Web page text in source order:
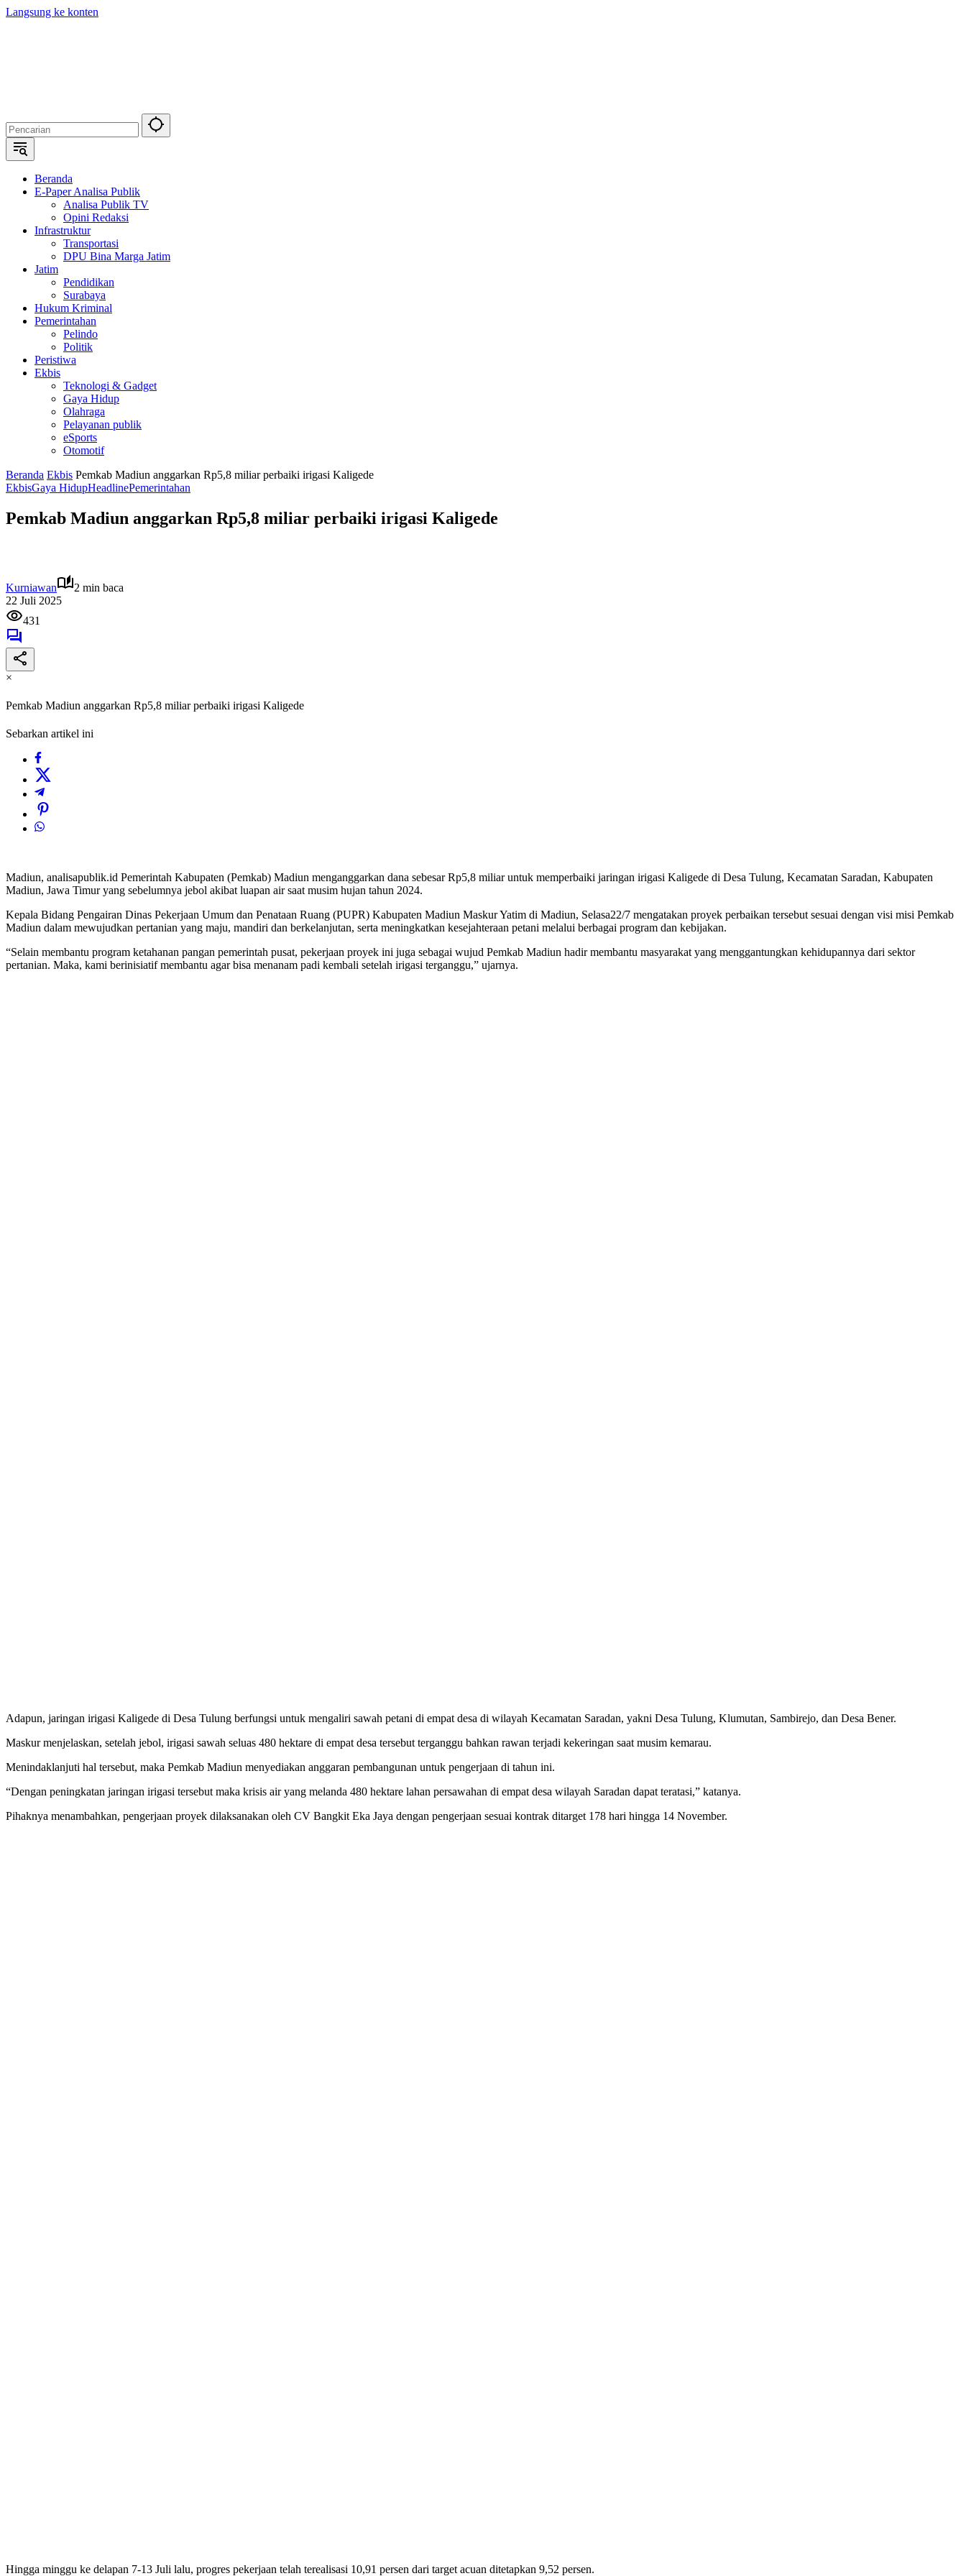
Langsung ke konten
Beranda
E-Paper Analisa Publik
Analisa Publik TV
Opini Redaksi
Infrastruktur
Transportasi
DPU Bina Marga Jatim
Jatim
Pendidikan
Surabaya
Hukum Kriminal
Pemerintahan
Pelindo
Politik
Peristiwa
Ekbis
Teknologi & Gadget
Gaya Hidup
Olahraga
Pelayanan publik
eSports
Otomotif
Beranda Ekbis Pemkab Madiun anggarkan Rp5,8 miliar perbaiki irigasi Kaligede
EkbisGaya HidupHeadlinePemerintahan
Pemkab Madiun anggarkan Rp5,8 miliar perbaiki irigasi Kaligede
Kurniawan
2 min baca
22 Juli 2025
431
×
Pemkab Madiun anggarkan Rp5,8 miliar perbaiki irigasi Kaligede
Sebarkan artikel ini
Madiun, analisapublik.id Pemerintah Kabupaten (Pemkab) Madiun menganggarkan dana sebesar Rp5,8 miliar untuk memperbaiki jaringan irigasi Kaligede di Desa Tulung, Kecamatan Saradan, Kabupaten
Madiun, Jawa Timur yang sebelumnya jebol akibat luapan air saat musim hujan tahun 2024.
Kepala Bidang Pengairan Dinas Pekerjaan Umum dan Penataan Ruang (PUPR) Kabupaten Madiun Maskur Yatim di Madiun, Selasa22/7 mengatakan proyek perbaikan tersebut sesuai dengan visi misi Pemkab
Madiun dalam mewujudkan pertanian yang maju, mandiri dan berkelanjutan, serta meningkatkan kesejahteraan petani melalui berbagai program dan kebijakan.
“Selain membantu program ketahanan pangan pemerintah pusat, pekerjaan proyek ini juga sebagai wujud Pemkab Madiun hadir membantu masyarakat yang menggantungkan kehidupannya dari sektor
pertanian. Maka, kami berinisiatif membantu agar bisa menanam padi kembali setelah irigasi terganggu,” ujarnya.
Adapun, jaringan irigasi Kaligede di Desa Tulung berfungsi untuk mengaliri sawah petani di empat desa di wilayah Kecamatan Saradan, yakni Desa Tulung, Klumutan, Sambirejo, dan Desa Bener.
Maskur menjelaskan, setelah jebol, irigasi sawah seluas 480 hektare di empat desa tersebut terganggu bahkan rawan terjadi kekeringan saat musim kemarau.
Menindaklanjuti hal tersebut, maka Pemkab Madiun menyediakan anggaran pembangunan untuk pengerjaan di tahun ini.
“Dengan peningkatan jaringan irigasi tersebut maka krisis air yang melanda 480 hektare lahan persawahan di empat desa wilayah Saradan dapat teratasi,” katanya.
Pihaknya menambahkan, pengerjaan proyek dilaksanakan oleh CV Bangkit Eka Jaya dengan pengerjaan sesuai kontrak ditarget 178 hari hingga 14 November.
Hingga minggu ke delapan 7-13 Juli lalu, progres pekerjaan telah terealisasi 10,91 persen dari target acuan ditetapkan 9,52 persen.